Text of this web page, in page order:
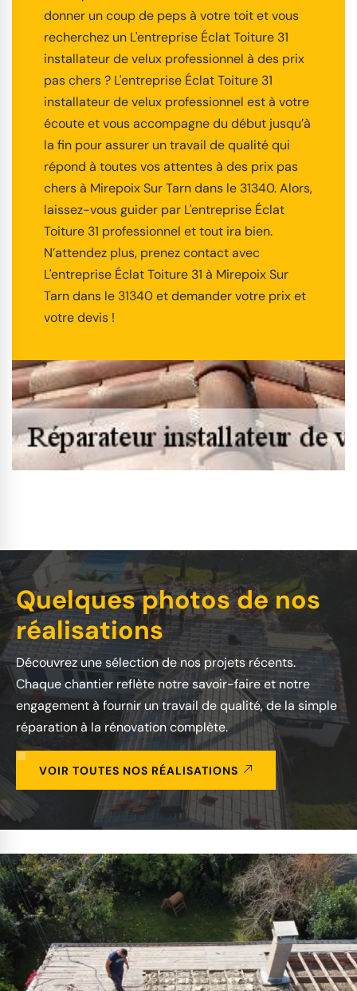
donner un coup de peps à votre toit et vous
recherchez un L'entreprise Éclat Toiture 31
installateur de velux professionnel à des prix
pas chers ? L'entreprise Éclat Toiture 31
installateur de velux professionnel est à votre
écoute et vous accompagne du début jusqu’à
la fin pour assurer un travail de qualité qui
répond à toutes vos attentes à des prix pas
chers à Mirepoix Sur Tarn dans le 31340. Alors,
laissez-vous guider par L'entreprise Éclat
Toiture 31 professionnel et tout ira bien.
N’attendez plus, prenez contact avec
L'entreprise Éclat Toiture 31 à Mirepoix Sur
Tarn dans le 31340 et demander votre prix et
votre devis !
Quelques photos de nos
réalisations
Découvrez une sélection de nos projets récents.
Chaque chantier reflète notre savoir-faire et notre
engagement à fournir un travail de qualité, de la simple
réparation à la rénovation complète.
VOIR TOUTES NOS RÉALISATIONS